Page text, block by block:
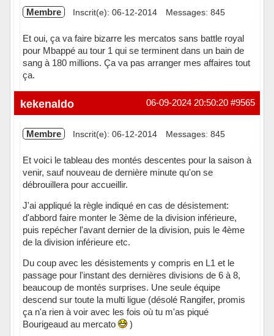
Membre Inscrit(e): 06-12-2014 Messages: 845
Et oui, ça va faire bizarre les mercatos sans battle royal
pour Mbappé au tour 1 qui se terminent dans un bain de
sang à 180 millions. Ça va pas arranger mes affaires tout
ça.
Hors ligne #9565
06-09-2024 20:50:20
kekenaldo
Membre Inscrit(e): 06-12-2014 Messages: 845
Et voici le tableau des montés descentes pour la saison à
venir, sauf nouveau de dernière minute qu'on se
débrouillera pour accueillir.
J'ai appliqué la règle indiqué en cas de désistement:
d'abbord faire monter le 3ème de la division inférieure,
puis repécher l'avant dernier de la division, puis le 4ème
de la division inférieure etc.
Du coup avec les désistements y compris en L1 et le
passage pour l'instant des dernières divisions de 6 à 8,
beaucoup de montés surprises. Une seule équipe
descend sur toute la multi ligue (désolé Rangifer, promis
ça n'a rien à voir avec les fois où tu m'as piqué
Bourigeaud au mercato
)